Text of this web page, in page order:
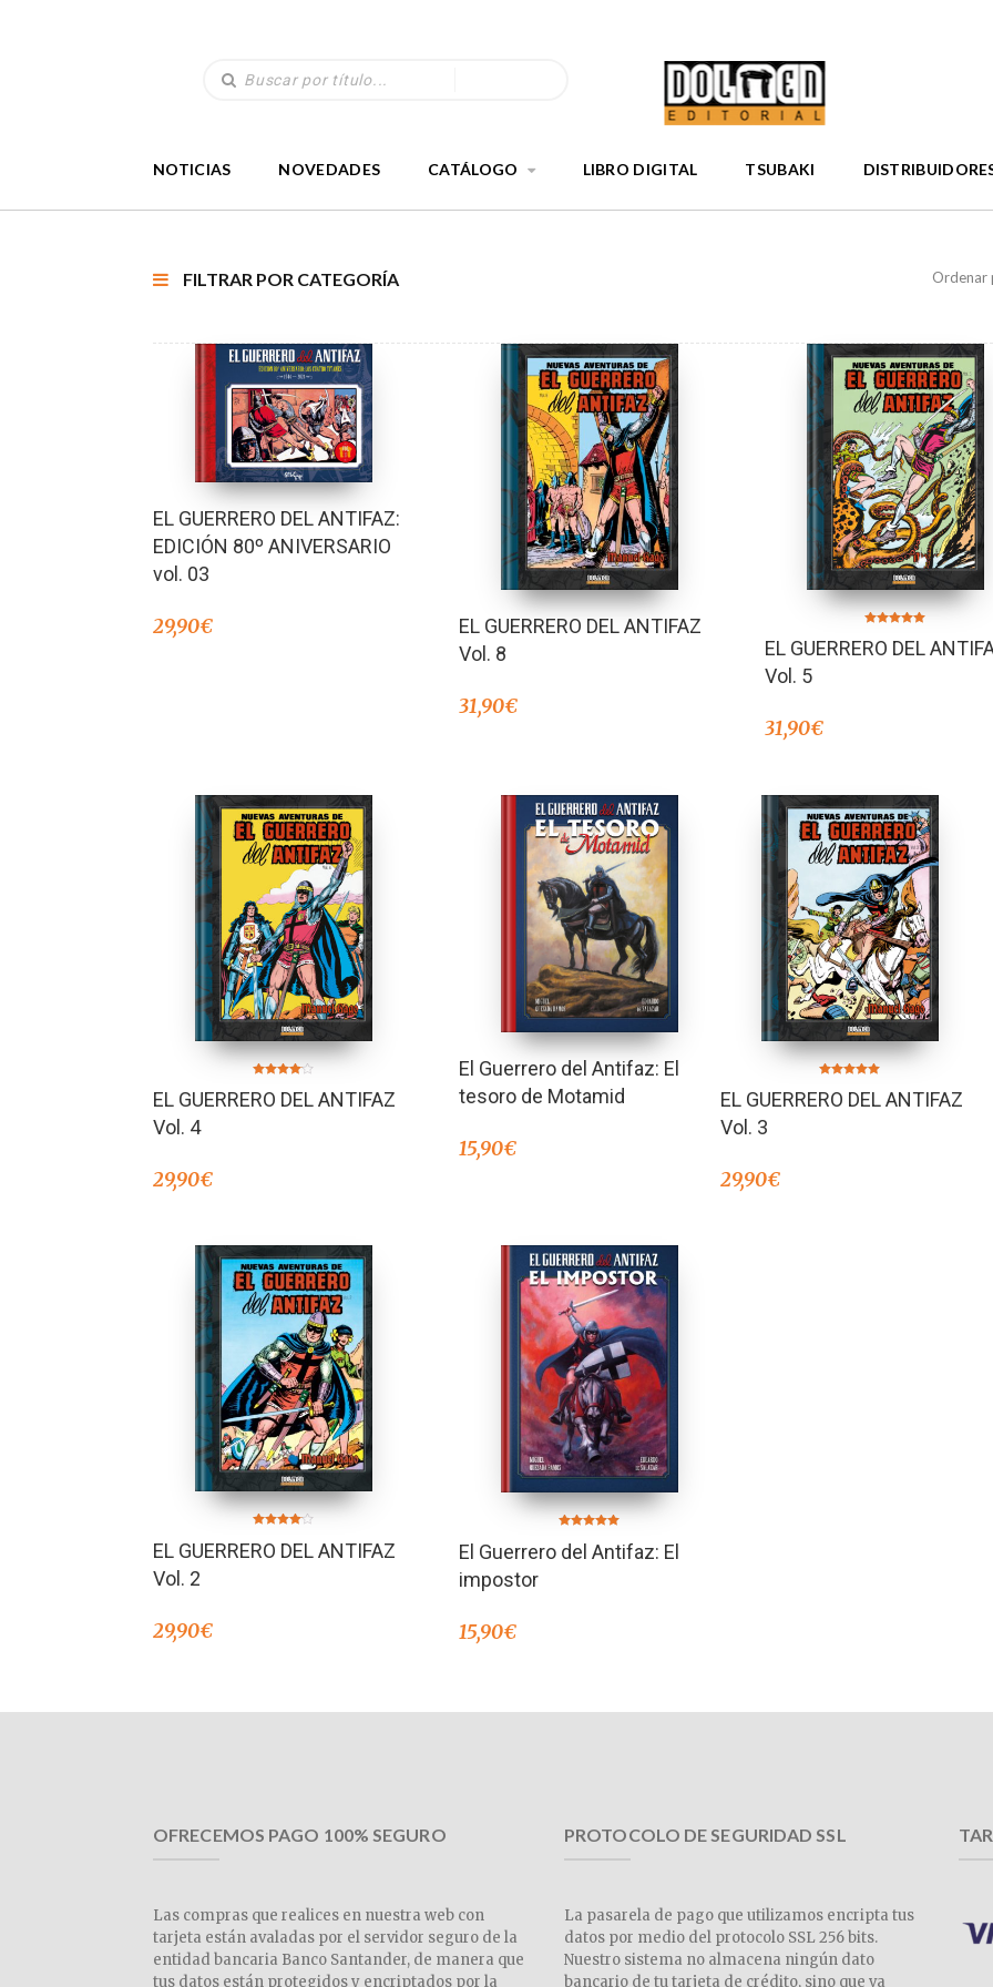
NOTICIAS NOVEDADES CATÁLOGO LIBRO DIGITAL TSUBAKI
FILTRAR POR CATEGORÍA Ordenar
EL GUERRERO DEL ANTIFAZ:
EDICIÓN 80º ANIVERSARIO
vol. 03
29,90€
EL GUERRERO DEL ANTIFAZ
Vol. 8
31,90€
5.00
de 5
EL GUERRERO DEL
Vol. 5
31,90€
en
4.00
EL GUERRERO DEL ANTIFAZ
Vol. 4
29,90€
El Guerrero del Antifaz: El
tesoro de Motamid
15,90€
5.00
de 5
EL GUERRERO DEL ANTIFAZ
Vol. 3
29,90€
en
4.00
EL GUERRERO DEL ANTIFAZ
Vol. 2
29,90€
5.00
de 5
El Guerrero del Antifaz: El
impostor
15,90€
OFRECEMOS PAGO 100% SEGURO
Las compras que realices en nuestra web con
tarjeta están avaladas por el servidor seguro de la
entidad bancaria Banco Santander, de manera que
tus datos están protegidos y encriptados por la
PROTOCOLO DE SEGURIDAD SSL
La pasarela de pago que utilizamos encripta tus
datos por medio del protocolo SSL 256 bits.
Nuestro sistema no almacena ningún dato
bancario de tu tarjeta de crédito, sino que va